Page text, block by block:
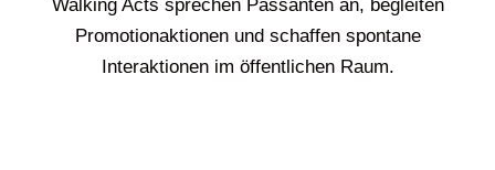
Walking Acts sprechen Passanten an, begleiten
Promotionaktionen und schaffen spontane
Interaktionen im öffentlichen Raum.